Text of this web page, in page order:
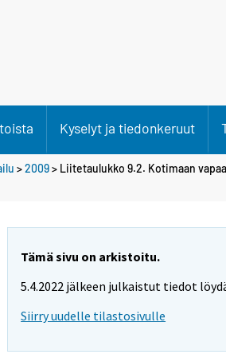
Kyselyt ja tiedonkeruut
>2009> Liitetaulukko 9.2. Kotimaan
Tämä sivu on arkistoitu.
5.4.2022 jälkeen julkaistut tiedot
Siirry uudelle tilastosivulle